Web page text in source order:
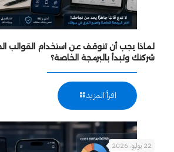
لماذا يجب أن تتوقف عن استخدام القوالب
شركتك وتبدأ بالبرمجة الخاصة؟
اقرأ المزيد
22 يوليو، 2026